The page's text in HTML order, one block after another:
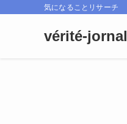
気になることリサーチ
vérité-jornal